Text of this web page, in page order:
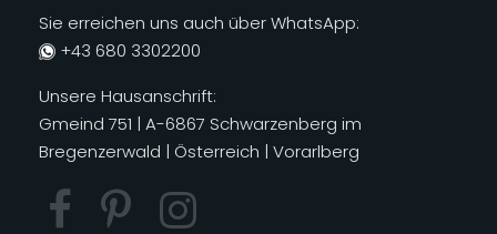
Sie erreichen uns auch über WhatsApp:
+43 680 3302200
Unsere Hausanschrift:
Gmeind 751 | A-6867 Schwarzenberg im
Bregenzerwald | Österreich | Vorarlberg